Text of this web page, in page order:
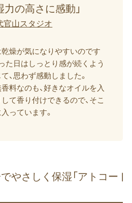
力の​高さに​感動」
官山スタジオ
燥が気になりやすいのです
た日はしっとり感が続くよう
、思わず感動しました。
料なのも、好きなオイルを入
て香り付けできるので、そこ
っています。
やさしく​保湿​「アトコート